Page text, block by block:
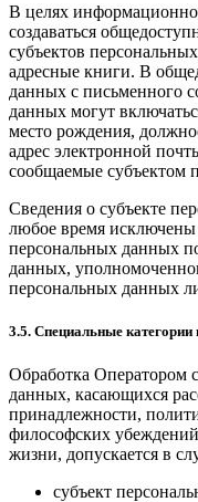
В целях
создаваться
субъектов
адресные книги. В
данных с письменного
данных могут
место рождения,
адрес электронной
сообщаемые субъектом
Сведения о субъекте
любое время
персональных данных
данных,
персональных данных
3.5. Специальные
Обработка Оператором
данных, касающихся
принадлежности,
философских
жизни, допускается в
субъект